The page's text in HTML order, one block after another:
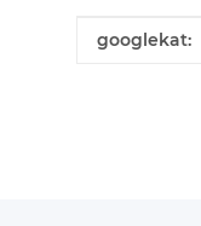
Wert
googlekat: